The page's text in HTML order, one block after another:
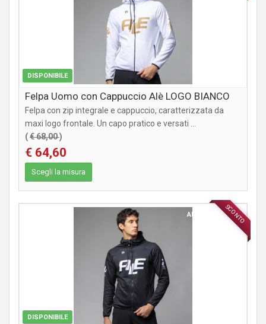
DISPONIBILE
Felpa Uomo con Cappuccio Alè LOGO BIANCO
Felpa con zip integrale e cappuccio, caratterizzata da
maxi logo frontale. Un capo pratico e versati ...
(€ 68,00)
€ 64,60
Scegli la misura
SCONTO
DISPONIBILE
ABBIGLIAMENTO